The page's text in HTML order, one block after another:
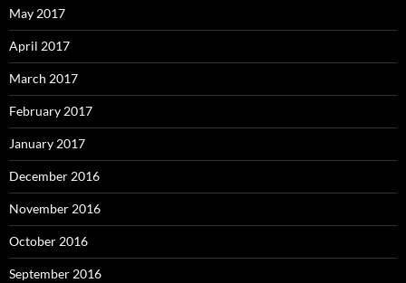
May 2017
April 2017
March 2017
February 2017
January 2017
December 2016
November 2016
October 2016
September 2016